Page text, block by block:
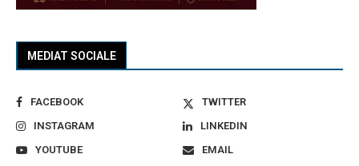
MEDIAT SOCIALE
FACEBOOK
TWITTER
INSTAGRAM
LINKEDIN
YOUTUBE
EMAIL